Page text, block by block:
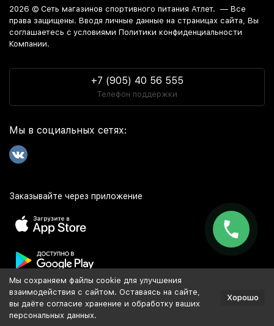
2026 © Сеть магазинов спортивного питания Атлет. — Все
права защищены. Вводя личные данные на страницах сайта, Вы
соглашаетесь c условиями Политики конфиденциальности
Компании.
+7 (905) 40 56 555
Телефон поддержки
Мы в социальных сетях:
Заказывайте через приложение
Популярное
Мы сохраняем файлы cookie для улучшения
взаимодействия с сайтом. Оставаясь на сайте,
вы даёте согласие хранение и обработку ваших
персональных данных.
Хорошо